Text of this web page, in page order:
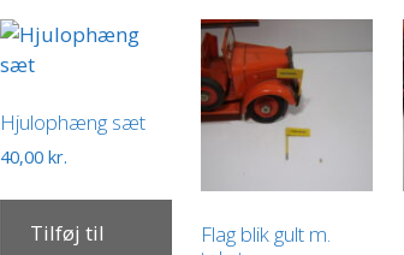
Hjulophæng sæt
40,00 kr.
Tilføj til
Flag blik gult m.